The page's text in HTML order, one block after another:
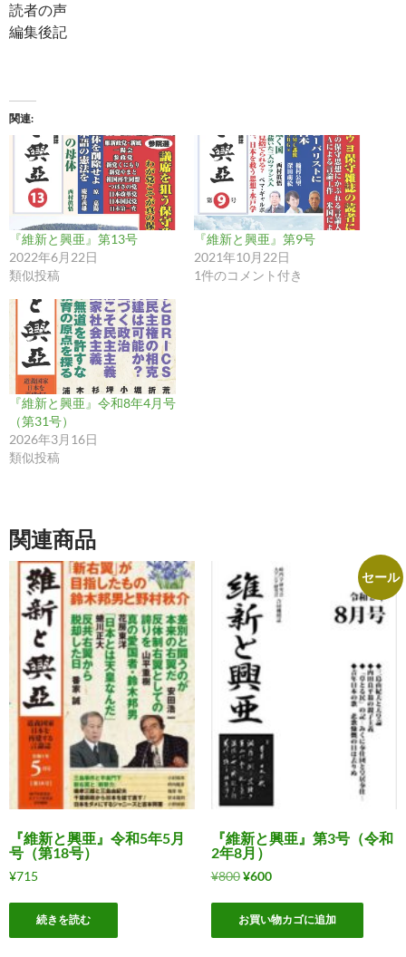
読者の声
編集後記
関連
『維新と興亜』第13号
2022年6月22日
類似投稿
『維新と興亜』第9号
2021年10月22日
1件のコメント付き
『維新と興亜』令和8年4月号
（第31号）
2026年3月16日
類似投稿
関連商品
『維新と興亜』令和5年5月
号（第18号）
¥715
続きを読む
セール
『維新と興亜』第3号（令和
2年8月）
¥800 元
価
格
¥600現
の
価
お買い物カゴに追加